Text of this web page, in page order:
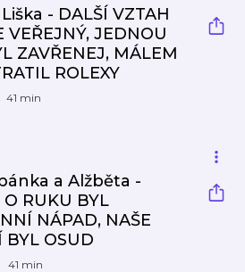
- DALŠÍ VZTAH
VEŘEJNÝ, JEDNOU
ZAVŘENEJ, MÁLEM
ROLEXY
41 min
a Alžběta -
RUKU BYL
NÁPAD, NAŠE
BYL OSUD
41 min